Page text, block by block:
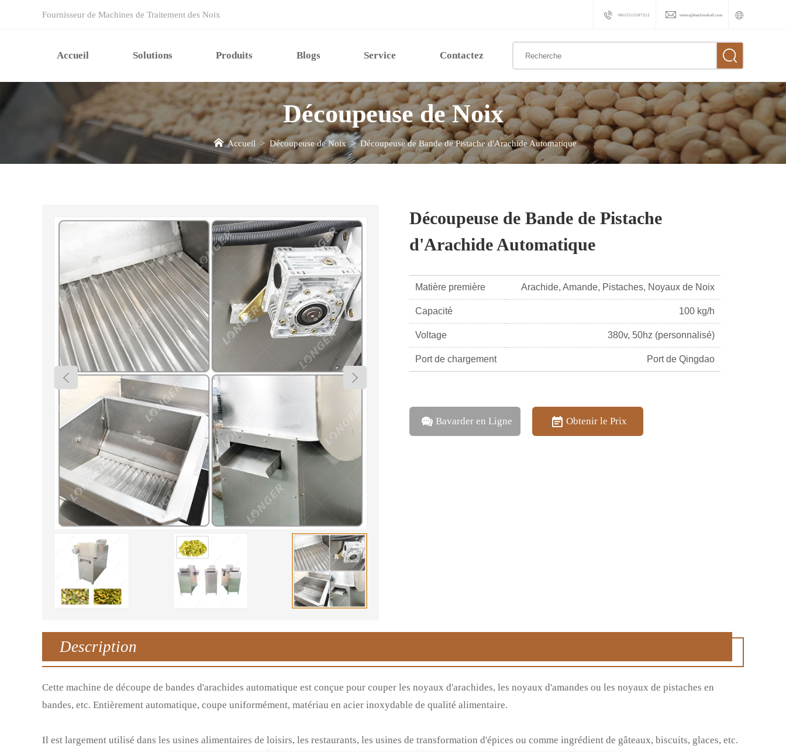
Fournisseur de Machines de Traitement des Noix +8615515597212 serena@machinehall.com
Accueil Solutions Produits Blogs Service Contactez
Découpeuse de Noix
Accueil >Découpeuse de Noix> Découpeuse de Bande de Pistache d'Arachide Automatique
Découpeuse de Bande de Pistache
d'Arachide Automatique
Matière première Arachide, Amande, Pistaches, Noyaux de Noix
Capacité 100 kg/h
Voltage 380v, 50hz (personnalisé)
Port de chargement Port de Qingdao
Bavarder en Ligne Obtenir le Prix
Description
Cette machine de découpe de bandes d'arachides automatique est conçue pour couper les noyaux d'arachides, les noyaux d'amandes ou les noyaux de pistaches en
bandes, etc. Entièrement automatique, coupe uniformément, matériau en acier inoxydable de qualité alimentaire.
Il est largement utilisé dans les usines alimentaires de loisirs, les restaurants, les usines de transformation d'épices ou comme ingrédient de gâteaux, biscuits, glaces, etc.